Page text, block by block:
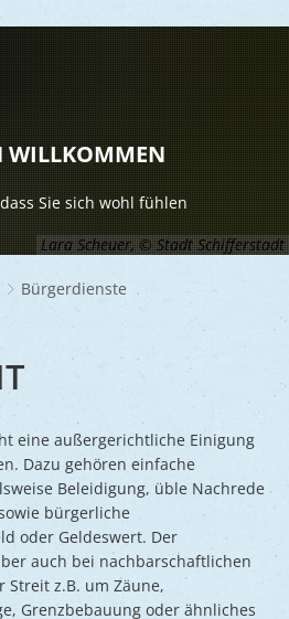
LEBEN
Vereine
Kinder
Senioren
Ukraine
RATHAUS
Aktuelles
Bürger-
Wahlen
Schulen
Ernst-
Lara Scheuer, © Stadt Schifferstadt
WILLKOMMEN
Sie sich wohl fühlen
Bürgerdienste
eine außergerichtliche Einigung
Dazu gehören einfache
Beleidigung, üble Nachrede
bürgerliche
oder Geldeswert. Der
auch bei nachbarschaftlichen
Streit z.B. um Zäune,
Grenzbebauung oder ähnliches